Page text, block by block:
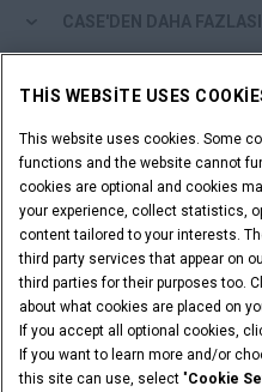
CASE'DEN DAHA FAZLASI
ALIŞVERİŞ ARAÇLARI
BAYİ GİRİŞİ
Yasal Uyarilar Hüküm Ve
© 2026 CNH Industrial America LLC.
THIS WEBSITE USES
This website uses cookies. Some
functions and the website cannot
cookies are optional and cookies
your experience, collect statistics,
content tailored to your interests.
third party services that appear on
third parties for their purposes too.
about what cookies are placed on
If you accept all optional cookies,
If you want to learn more and/or
this site can use, select "Cookie